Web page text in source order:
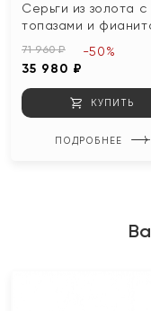
Серьги из золота с
топазами и
71 960 ₽
35 980 ₽
-50%
КУПИТЬ
ПОДРОБНЕЕ